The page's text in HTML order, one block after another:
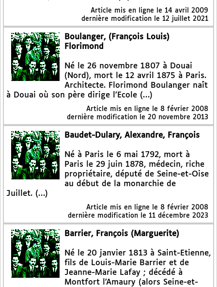
Article mis en ligne le 14 avril 2009
dernière modification le 12 juillet 2021
Boulanger, (François Louis)
Florimond
Né le 26 novembre 1807 à Douai
(Nord), mort le 12 avril 1875 à Paris.
Architecte. Florimond Boulanger naît
à Douai où son père dirige l’Ecole (…)
Article mis en ligne le 8 février 2008
dernière modification le 20 novembre 2013
Baudet-Dulary, Alexandre, François
Né à Paris le 6 mai 1792, mort à
Paris le 29 juin 1878, médecin, riche
propriétaire, député de Seine-et-Oise
au début de la monarchie de
Juillet. (…)
Article mis en ligne le 8 février 2008
dernière modification le 11 décembre 2023
Barrier, François (Marguerite)
Né le 20 janvier 1813 à Saint-Etienne,
fils de Louis-Marie Barrier et de
Jeanne-Marie Lafay ; décédé à
Montfort l’Amaury (alors Seine-et-